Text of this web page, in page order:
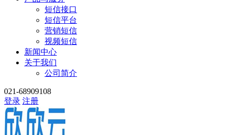
短信接口
短信平台
营销短信
视频短信
新闻中心
关于我们
公司简介
021-68909108
登录 注册